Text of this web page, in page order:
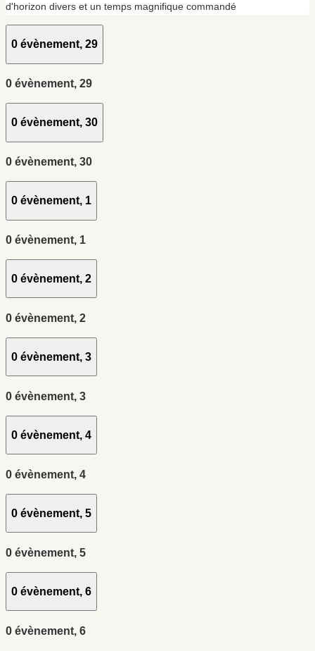
d'horizon divers et un temps magnifique commandé
0 évènement, 29
0 évènement, 29
0 évènement, 30
0 évènement, 30
0 évènement, 1
0 évènement, 1
0 évènement, 2
0 évènement, 2
0 évènement, 3
0 évènement, 3
0 évènement, 4
0 évènement, 4
0 évènement, 5
0 évènement, 5
0 évènement, 6
0 évènement, 6